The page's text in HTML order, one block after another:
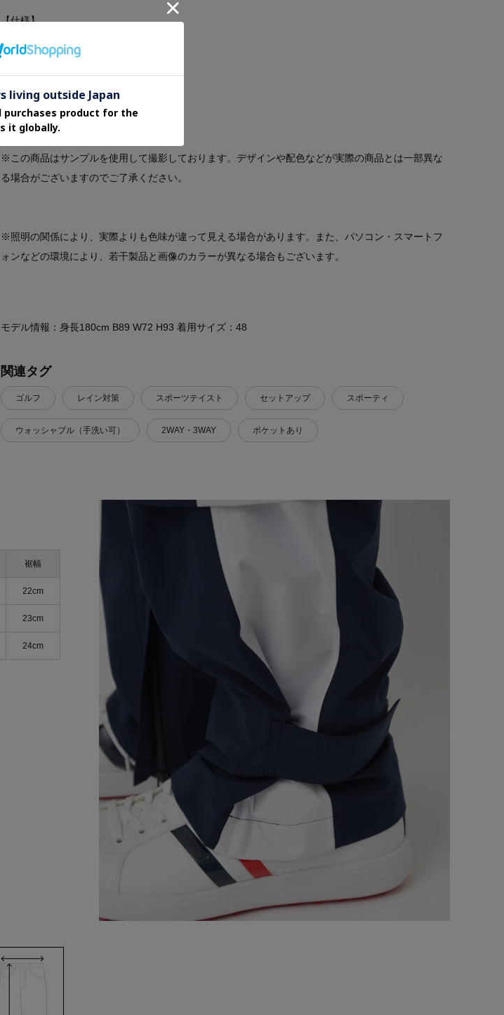
【仕様】
・前ファスナー
・ウエスト後ろゴム
・裏地あり
※この商品はサンプルを使用して撮影しております。デザインや配色などが実際の商品とは一部異な
る場合がございますのでご了承ください。
※照明の関係により、実際よりも色味が違って見える場合があります。また、パソコン・スマートフ
ォンなどの環境により、若干製品と画像のカラーが異なる場合もございます。
モデル情報：身長180cm B89 W72 H93 着用サイズ：48
関連タグ
ゴルフ レイン対策 スポーツテイスト セットアップ スポーティ
ウォッシャブル（手洗い可） 2WAY・3WAY ポケットあり
裾幅
22cm
23cm
24cm